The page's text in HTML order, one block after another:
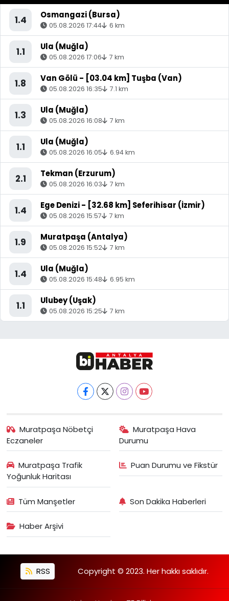
1.4 Osmangazi (Bursa)
05.08.2026 17:44 6 km
1.1 Ula (Muğla)
05.08.2026 17:06 7 km
1.8 Van Gölü - [03.04 km] Tuşba (Van)
05.08.2026 16:35 7.1 km
1.3 Ula (Muğla)
05.08.2026 16:08 7 km
1.1 Ula (Muğla)
05.08.2026 16:05 6.94 km
2.1 Tekman (Erzurum)
05.08.2026 16:03 7 km
1.4 Ege Denizi - [32.68 km] Seferihisar (İzmir)
05.08.2026 15:57 7 km
1.9 Muratpaşa (Antalya)
05.08.2026 15:52 7 km
1.4 Ula (Muğla)
05.08.2026 15:48 6.95 km
1.1 Ulubey (Uşak)
05.08.2026 15:25 7 km
Muratpaşa Nöbetçi
Eczaneler
Muratpaşa Hava
Durumu
Muratpaşa Trafik
Yoğunluk Haritası
Puan Durumu ve Fikstür
Tüm Manşetler Son Dakika Haberleri
Haber Arşivi
RSS Copyright © 2023. Her hakkı saklıdır.